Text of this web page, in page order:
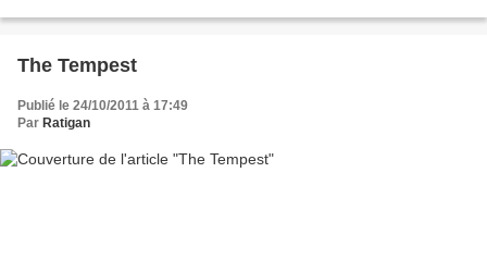
The Tempest
Publié le 24/10/2011 à 17:49
Par Ratigan